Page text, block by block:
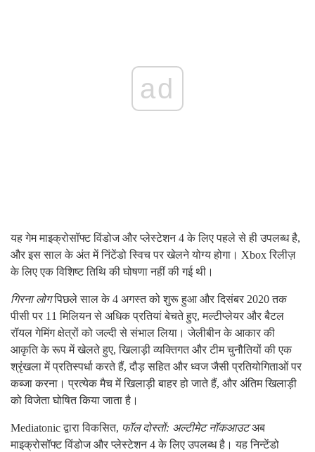
ad
यह गेम माइक्रोसॉफ्ट विंडोज और प्लेस्टेशन 4 के लिए पहले से ही उपलब्ध है,
और इस साल के अंत में निंटेंडो स्विच पर खेलने योग्य होगा। Xbox रिलीज़
के लिए एक विशिष्ट तिथि की घोषणा नहीं की गई थी।
गिरना लोगपिछले साल के 4 अगस्त को शुरू हुआ और दिसंबर 2020 तक
पीसी पर 11 मिलियन से अधिक प्रतियां बेचते हुए, मल्टीप्लेयर और बैटल
रॉयल गेमिंग क्षेत्रों को जल्दी से संभाल लिया। जेलीबीन के आकार की
आकृति के रूप में खेलते हुए, खिलाड़ी व्यक्तिगत और टीम चुनौतियों की एक
श्रृंखला में प्रतिस्पर्धा करते हैं, दौड़ सहित और ध्वज जैसी प्रतियोगिताओं पर
कब्जा करना। प्रत्येक मैच में खिलाड़ी बाहर हो जाते हैं, और अंतिम खिलाड़ी
को विजेता घोषित किया जाता है।
Mediatonic द्वारा विकसित, फॉल दोस्तों: अल्टीमेट नॉकआउटअब
माइक्रोसॉफ्ट विंडोज और प्लेस्टेशन 4 के लिए उपलब्ध है। यह निन्टेंडो